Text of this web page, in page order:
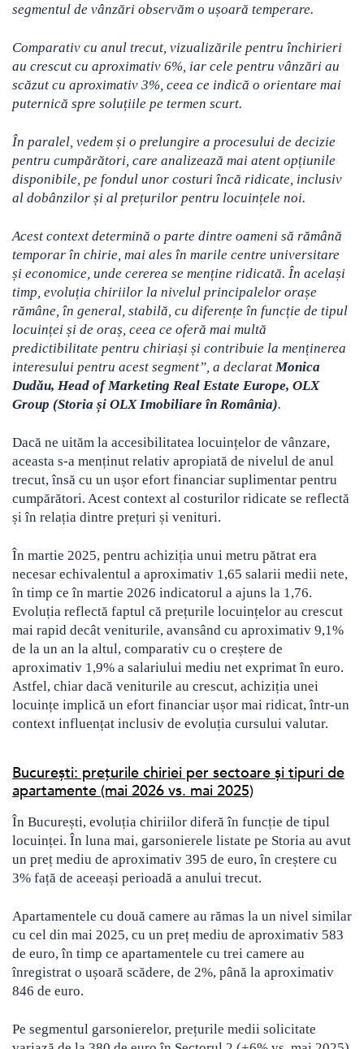
segmentul de vânzări observăm o ușoară temperare.
Comparativ cu anul trecut, vizualizările pentru închirieri
au crescut cu aproximativ 6%, iar cele pentru vânzări au
scăzut cu aproximativ 3%, ceea ce indică o orientare mai
puternică spre soluțiile pe termen scurt.
În paralel, vedem și o prelungire a procesului de decizie
pentru cumpărători, care analizează mai atent opțiunile
disponibile, pe fondul unor costuri încă ridicate, inclusiv
al dobânzilor și al prețurilor pentru locuințele noi.
Acest context determină o parte dintre oameni să rămână
temporar în chirie, mai ales în marile centre universitare
și economice, unde cererea se menține ridicată. În același
timp, evoluția chiriilor la nivelul principalelor orașe
rămâne, în general, stabilă, cu diferențe în funcție de tipul
locuinței și de oraș, ceea ce oferă mai multă
predictibilitate pentru chiriași și contribuie la menținerea
interesului pentru acest segment”, a declaratMonica
Dudău, Head of Marketing Real Estate Europe, OLX
Group (Storia și OLX Imobiliare în România).
Dacă ne uităm la accesibilitatea locuințelor de vânzare,
aceasta s-a menținut relativ apropiată de nivelul de anul
trecut, însă cu un ușor efort financiar suplimentar pentru
cumpărători. Acest context al costurilor ridicate se reflectă
și în relația dintre prețuri și venituri.
În martie 2025, pentru achiziția unui metru pătrat era
necesar echivalentul a aproximativ 1,65 salarii medii nete,
în timp ce în martie 2026 indicatorul a ajuns la 1,76.
Evoluția reflectă faptul că prețurile locuințelor au crescut
mai rapid decât veniturile, avansând cu aproximativ 9,1%
de la un an la altul, comparativ cu o creștere de
aproximativ 1,9% a salariului mediu net exprimat în euro.
Astfel, chiar dacă veniturile au crescut, achiziția unei
locuințe implică un efort financiar ușor mai ridicat, într-un
context influențat inclusiv de evoluția cursului valutar.
București: prețurile chiriei per sectoare și tipuri de
apartamente (mai 2026 vs. mai 2025)
În București, evoluția chiriilor diferă în funcție de tipul
locuinței. În luna mai, garsonierele listate pe Storia au avut
un preț mediu de aproximativ 395 de euro, în creștere cu
3% față de aceeași perioadă a anului trecut.
Apartamentele cu două camere au rămas la un nivel similar
cu cel din mai 2025, cu un preț mediu de aproximativ 583
de euro, în timp ce apartamentele cu trei camere au
înregistrat o ușoară scădere, de 2%, până la aproximativ
846 de euro.
Pe segmentul garsonierelor, prețurile medii solicitate